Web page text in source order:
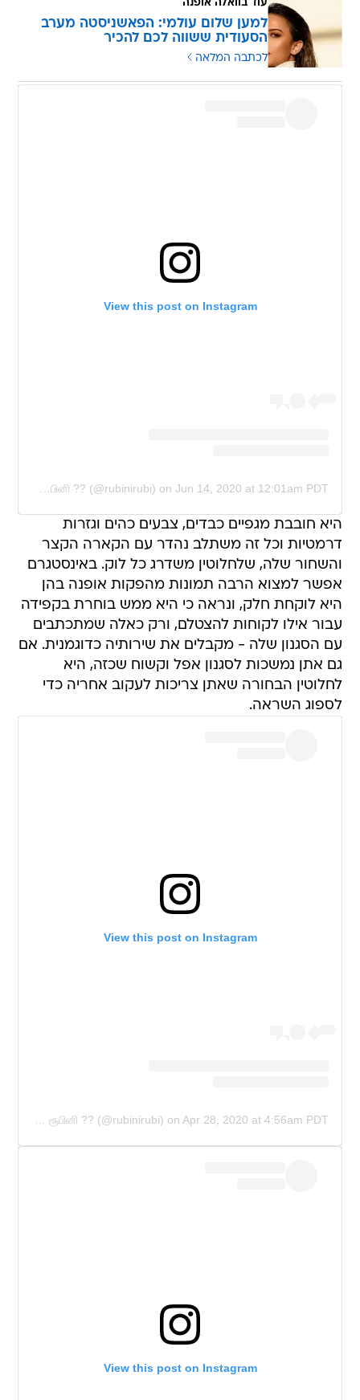
עוד בוואלה אופנה
למען שלום עולמי: הפאשניסטה מערב
הסעודית ששווה לכם להכיר
לכתבה המלאה
View this post on Instagram
on Jun 14, 2020 at 12:01am PDT
היא חובבת מגפיים כבדים, צבעים כהים וגזרות
דרמטיות וכל זה משתלב נהדר עם הקארה הקצר
והשחור שלה, שלחלוטין משדרג כל לוק. באינסטגרם
אפשר למצוא הרבה תמונות מהפקות אופנה בהן
היא לוקחת חלק, ונראה כי היא ממש בוחרת בקפידה
עבור אילו לקוחות להצטלם, ורק כאלה שמתכתבים
עם הסגנון שלה - מקבלים את שירותיה כדוגמנית. אם
גם אתן נמשכות לסגנון אפל וקשוח שכזה, היא
לחלוטין הבחורה שאתן צריכות לעקוב אחריה כדי
לספוג השראה.
View this post on Instagram
on Apr 28, 2020 at 4:56am PDT
View this post on Instagram